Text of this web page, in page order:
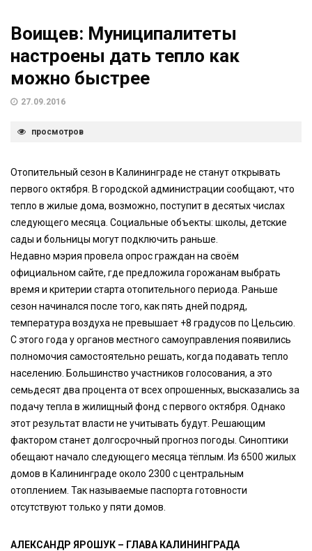
Воищев: Муниципалитеты
настроены дать тепло как
можно быстрее
27.09.2016
просмотров
Отопительный сезон в Калининграде не станут открывать
первого октября. В городской администрации сообщают, что
тепло в жилые дома, возможно, поступит в десятых числах
следующего месяца. Социальные объекты: школы, детские
сады и больницы могут подключить раньше.
Недавно мэрия провела опрос граждан на своём
официальном сайте, где предложила горожанам выбрать
время и критерии старта отопительного периода. Раньше
сезон начинался после того, как пять дней подряд,
температура воздуха не превышает +8 градусов по Цельсию.
С этого года у органов местного самоуправления появились
полномочия самостоятельно решать, когда подавать тепло
населению. Большинство участников голосования, а это
семьдесят два процента от всех опрошенных, высказались за
подачу тепла в жилищный фонд с первого октября. Однако
этот результат власти не учитывать будут. Решающим
фактором станет долгосрочный прогноз погоды. Синоптики
обещают начало следующего месяца тёплым. Из 6500 жилых
домов в Калининграде около 2300 с центральным
отоплением. Так называемые паспорта готовности
отсутствуют только у пяти домов.
АЛЕКСАНДР ЯРОШУК – ГЛАВА КАЛИНИНГРАДА